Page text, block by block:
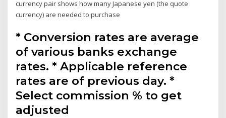
currency pair shows how many Japanese yen (the quote
currency) are needed to purchase
* Conversion rates are average
of various banks exchange
rates. * Applicable reference
rates are of previous day. *
Select commission % to get
adjusted